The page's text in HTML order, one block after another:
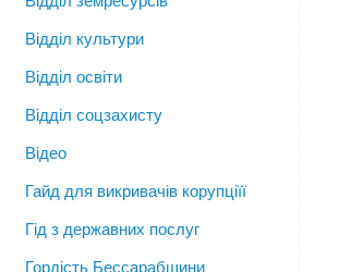
Відділ культури
Відділ освіти
Відділ соцзахисту
Відео
Гайд для викривачів корупціїї
Гід з державних послуг
Гордість Бессарабщини